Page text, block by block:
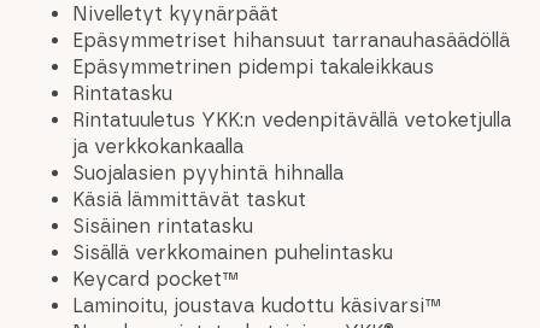
Nivelletyt kyynärpäät
Epäsymmetriset hihansuut tarranauhasäädöllä
Epäsymmetrinen pidempi takaleikkaus
Rintatasku
Rintatuuletus YKK:n vedenpitävällä vetoketjulla
ja verkkokankaalla
Suojalasien pyyhintä hihnalla
Käsiä lämmittävät taskut
Sisäinen rintatasku
Sisällä verkkomainen puhelintasku
Keycard pocket™
Laminoitu, joustava kudottu käsivarsi™